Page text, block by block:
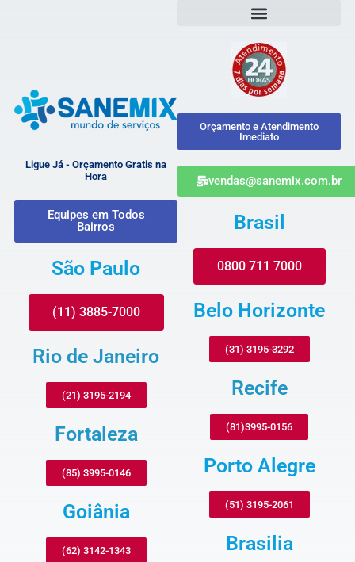
Ligue Já - Orçamento Gratis na
Hora
Equipes em Todos
Bairros
São Paulo
(11) 3885-7000
Rio de Janeiro
(21) 3195-2194
Fortaleza
(85) 3995-0146
Goiânia
(62) 3142-1343
Orçamento e Atendimento
Imediato
vendas@sanemix.com.br
Brasil
0800 711 7000
Belo Horizonte
(31) 3195-3292
Recife
(81)3995-0156
Porto Alegre
(51) 3195-2061
Brasilia